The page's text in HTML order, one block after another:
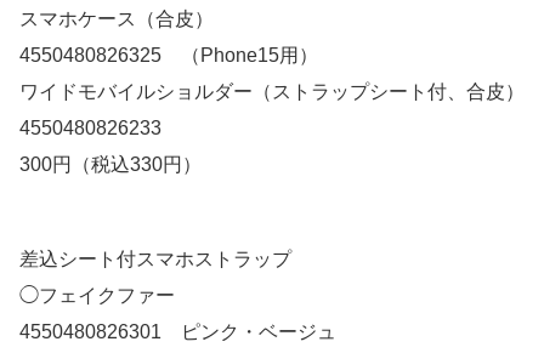
スマホケース（合皮）
4550480826325 （Phone15用）
ワイドモバイルショルダー（ストラップシート付、合皮）
4550480826233
300円（税込330円）
差込シート付スマホストラップ
◯フェイクファー
4550480826301 ピンク・ベージュ